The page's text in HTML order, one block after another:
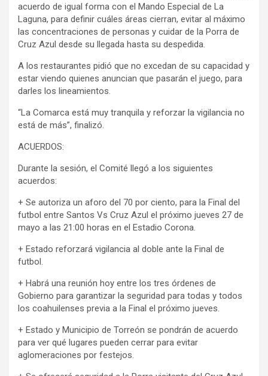
acuerdo de igual forma con el Mando Especial de La
Laguna, para definir cuáles áreas cierran, evitar al máximo
las concentraciones de personas y cuidar de la Porra de
Cruz Azul desde su llegada hasta su despedida.
A los restaurantes pidió que no excedan de su capacidad y
estar viendo quienes anuncian que pasarán el juego, para
darles los lineamientos.
“La Comarca está muy tranquila y reforzar la vigilancia no
está de más”, finalizó.
ACUERDOS:
Durante la sesión, el Comité llegó a los siguientes
acuerdos:
+ Se autoriza un aforo del 70 por ciento, para la Final del
futbol entre Santos Vs Cruz Azul el próximo jueves 27 de
mayo a las 21:00 horas en el Estadio Corona.
+ Estado reforzará vigilancia al doble ante la Final de
futbol.
+ Habrá una reunión hoy entre los tres órdenes de
Gobierno para garantizar la seguridad para todas y todos
los coahuilenses previa a la Final el próximo jueves.
+ Estado y Municipio de Torreón se pondrán de acuerdo
para ver qué lugares pueden cerrar para evitar
aglomeraciones por festejos.